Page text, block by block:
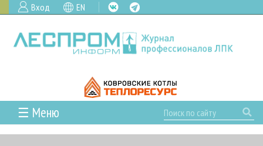
Вход EN
☰ Меню
ГЛАВНАЯ